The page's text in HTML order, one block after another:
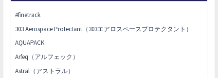
#finetrack
303 Aerospace Protectant（303エアロスペースプロテクタント）
AQUAPACK
Arfeq（アルフェック）
Astral（アストラル）